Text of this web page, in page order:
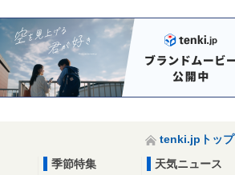
tenki.jpトップ
季節特集
天気ニュース